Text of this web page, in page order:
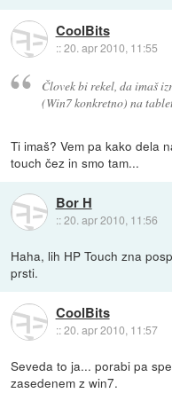
CoolBits
::20. apr 2010, 11:55
Človek bi rekel, da imaš
(Win7 konkretno) na
Ti imaš? Vem pa kako dela
touch čez in smo tam...
Bor H
::20. apr 2010, 11:56
Haha, lih HP Touch zna
prsti.
CoolBits
::20. apr 2010, 11:57
Seveda to ja... porabi pa
zasedenem z win7.